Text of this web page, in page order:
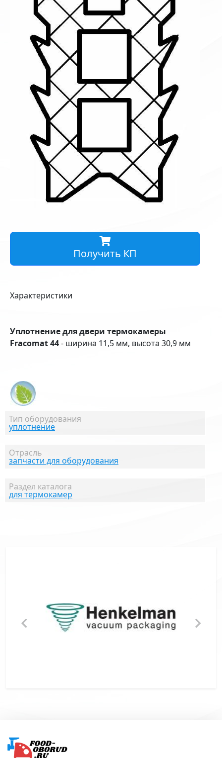
Тип оборудования
уплотнение
Отрасль
запчасти для оборудования
Раздел каталога
для термокамер
Получить КП
Характеристики
Уплотнение для двери термокамеры
Fracomat 44- ширина 11,5 мм, высота 30,9 мм